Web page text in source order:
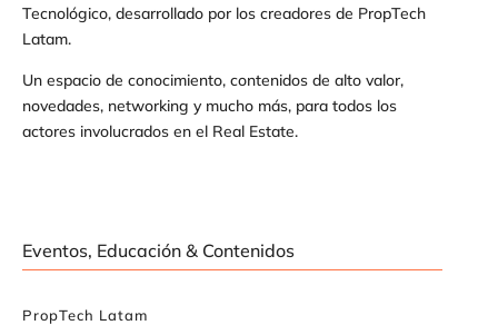
Tecnológico, desarrollado por los creadores de PropTech
Latam.
Un espacio de conocimiento, contenidos de alto valor,
novedades, networking y mucho más, para todos los
actores involucrados en el Real Estate.
Eventos, Educación & Contenidos
PropTech Latam